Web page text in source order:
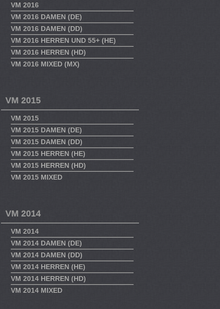
VM 2016
VM 2016 DAMEN (DE)
VM 2016 DAMEN (DD)
VM 2016 HERREN UND 55+ (HE)
VM 2016 HERREN (HD)
VM 2016 MIXED (MX)
VM 2015
VM 2015
VM 2015 DAMEN (DE)
VM 2015 DAMEN (DD)
VM 2015 HERREN (HE)
VM 2015 HERREN (HD)
VM 2015 MIXED
VM 2014
VM 2014
VM 2014 DAMEN (DE)
VM 2014 DAMEN (DD)
VM 2014 HERREN (HE)
VM 2014 HERREN (HD)
VM 2014 MIXED